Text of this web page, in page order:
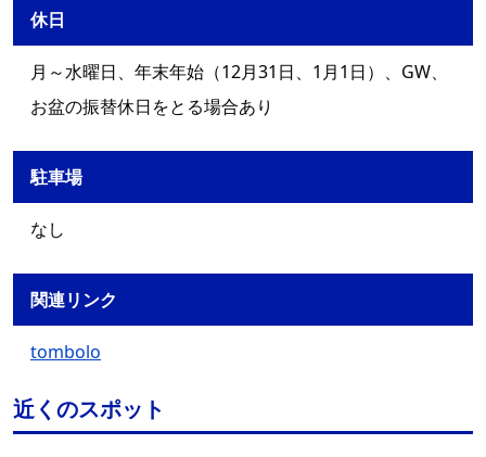
休日
月～水曜日、年末年始（12月31日、1月1日）、GW、
お盆の振替休日をとる場合あり
駐車場
なし
関連リンク
tombolo
近くのスポット